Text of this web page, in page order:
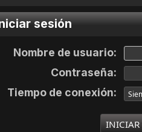
sesión
Nombre de usuario:
Contraseña:
Tiempo de conexión: